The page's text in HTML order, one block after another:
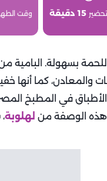
15 دقيقة وقت
بسهولة. البامية
والمعادن، كما
الأطباق في المطبخ
هذه الوصفة من لهلوبة